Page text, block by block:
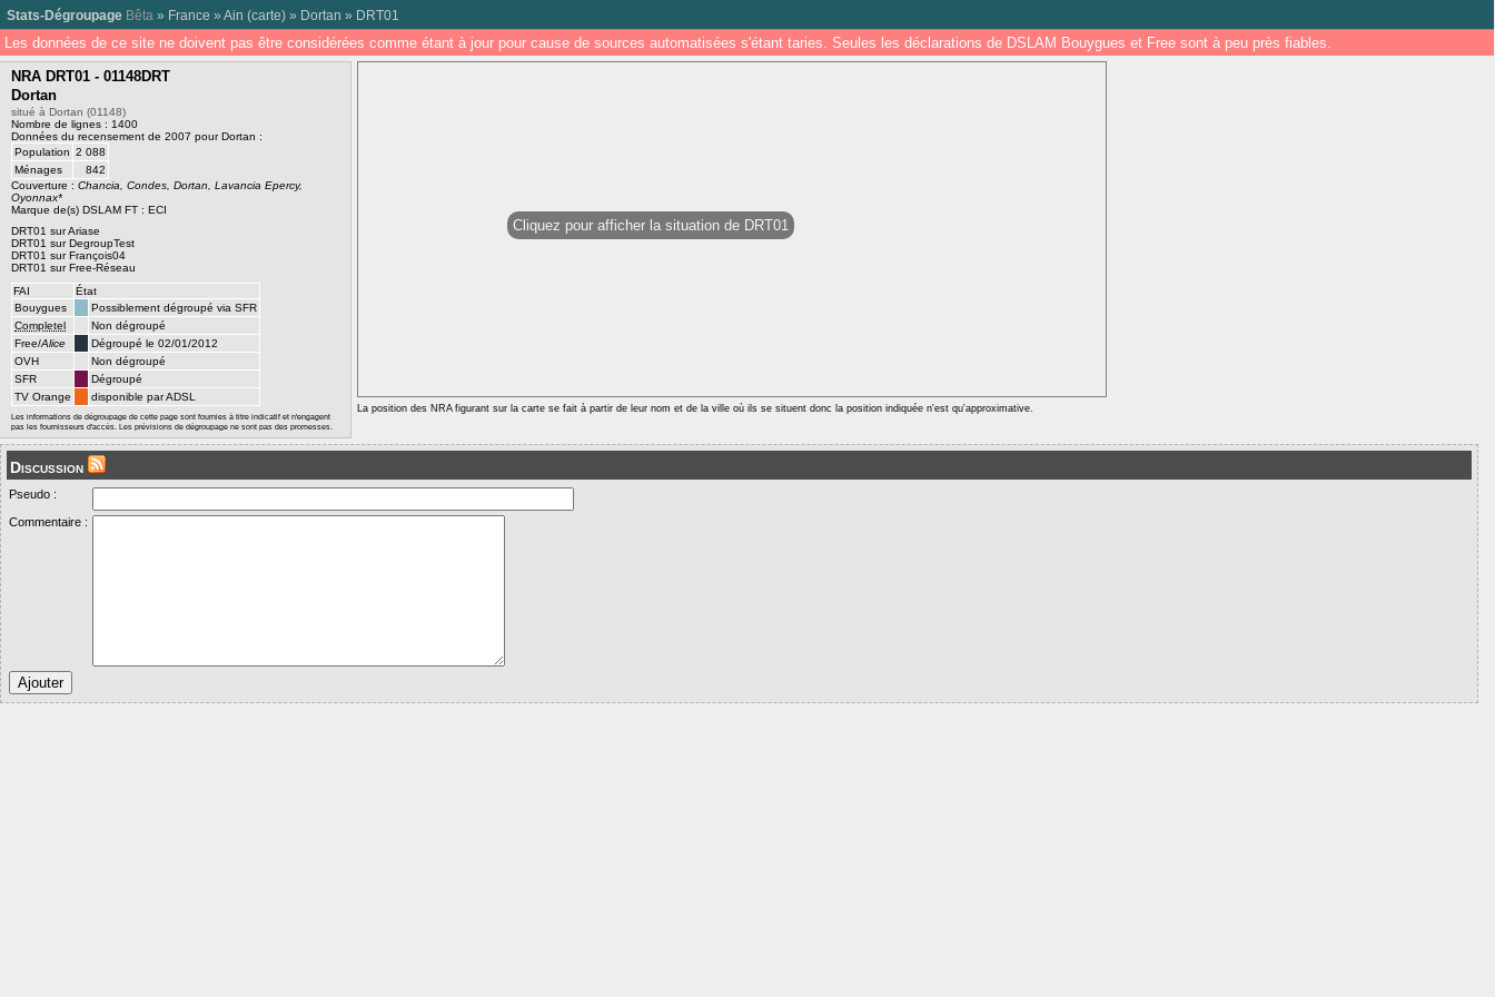
Stats-Dégroupage Bêta » France » Ain (carte) » Dortan » DRT01
Les données de ce site ne doivent pas être considérées comme étant à jour pour cause de sources automatisées s'étant taries. Seules les déclarations de DSLAM Bouygues et Free sont à peu près fiables.
NRA DRT01 - 01148DRT
Dortan
situé à Dortan (01148)
Nombre de lignes : 1400
Données du recensement de 2007 pour Dortan :
Population 2 088
Ménages
842
Couverture : Chancia, Condes, Dortan, Lavancia Epercy,
Oyonnax*
Marque de(s) DSLAM FT : ECI
DRT01 sur Ariase
DRT01 sur DegroupTest
DRT01 sur François04
DRT01 sur Free-Réseau
FAI
État
Bouygues
Possiblement dégroupé via SFR
Completel
Non dégroupé
Free/Alice
Dégroupé le 02/01/2012
OVH
Non dégroupé
SFR
Dégroupé
TV Orange
disponible par ADSL
Les informations de dégroupage de cette page sont fournies à titre indicatif et n'engagent
pas les fournisseurs d'accès. Les prévisions de dégroupage ne sont pas des promesses.
Cliquez pour afficher la situation de DRT01
La position des NRA figurant sur la carte se fait à partir de leur nom et de la ville où ils se situent donc la position indiquée n'est qu'approximative.
Discussion
Pseudo :
Commentaire :